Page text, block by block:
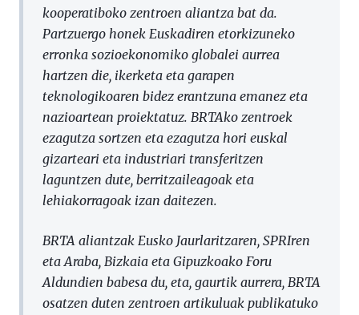
kooperatiboko zentroen aliantza bat da.
Partzuergo honek Euskadiren etorkizuneko
erronka sozioekonomiko globalei aurrea
hartzen die, ikerketa eta garapen
teknologikoaren bidez erantzuna emanez eta
nazioartean proiektatuz. BRTAko zentroek
ezagutza sortzen eta ezagutza hori euskal
gizarteari eta industriari transferitzen
laguntzen dute, berritzaileagoak eta
lehiakorragoak izan daitezen.
BRTA aliantzak Eusko Jaurlaritzaren, SPRIren
eta Araba, Bizkaia eta Gipuzkoako Foru
Aldundien babesa du, eta, gaurtik aurrera, BRTA
osatzen duten zentroen artikuluak publikatuko